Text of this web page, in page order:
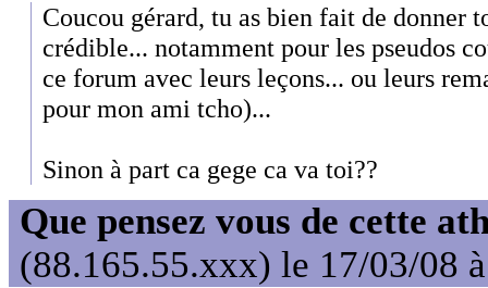
Coucou gérard, tu as bien fait de donner
crédible... notamment pour les pseudos
ce forum avec leurs leçons... ou leurs
pour mon ami tcho)...
Sinon à part ca gege ca va toi??
Que pensez vous de cette
(88.165.55.xxx) le 17/03/08